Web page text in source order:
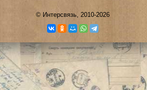
© Интерсвязь, 2010-2026